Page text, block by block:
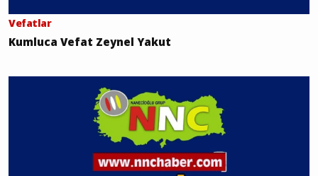
Vefatlar
Kumluca Vefat Zeynel Yakut